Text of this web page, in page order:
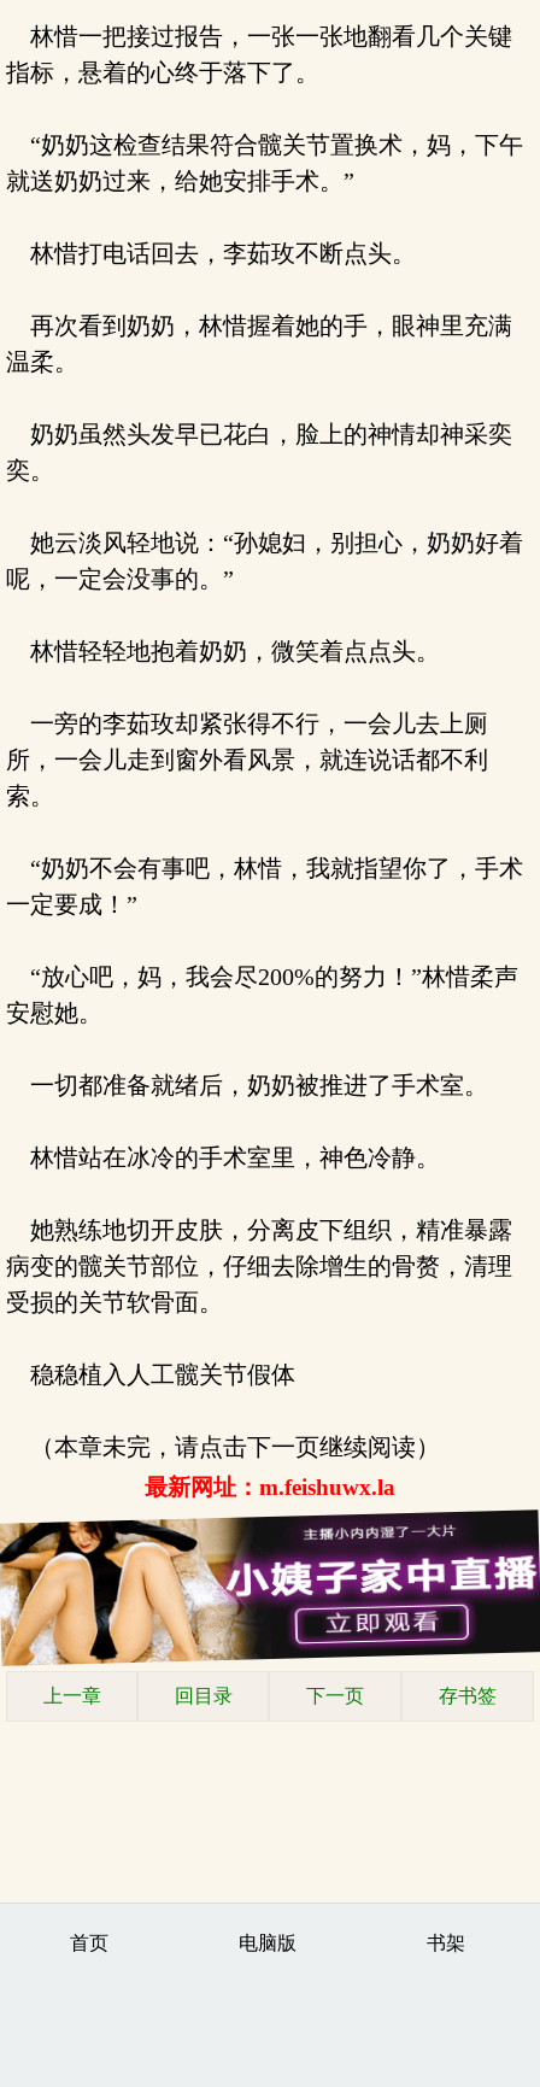
林惜一把接过报告，一张一张地翻看几个关键
指标，悬着的心终于落下了。
“奶奶这检查结果符合髋关节置换术，妈，下午
就送奶奶过来，给她安排手术。”
林惜打电话回去，李茹玫不断点头。
再次看到奶奶，林惜握着她的手，眼神里充满
温柔。
奶奶虽然头发早已花白，脸上的神情却神采奕
奕。
她云淡风轻地说：“孙媳妇，别担心，奶奶好着
呢，一定会没事的。”
林惜轻轻地抱着奶奶，微笑着点点头。
一旁的李茹玫却紧张得不行，一会儿去上厕
所，一会儿走到窗外看风景，就连说话都不利
索。
“奶奶不会有事吧，林惜，我就指望你了，手术
一定要成！”
“放心吧，妈，我会尽200%的努力！”林惜柔声
安慰她。
一切都准备就绪后，奶奶被推进了手术室。
林惜站在冰冷的手术室里，神色冷静。
她熟练地切开皮肤，分离皮下组织，精准暴露
病变的髋关节部位，仔细去除增生的骨赘，清理
受损的关节软骨面。
稳稳植入人工髋关节假体
（本章未完，请点击下一页继续阅读）
最新网址：m.feishuwx.la
上一章 回目录 下一页 存书签
首页 电脑版 书架